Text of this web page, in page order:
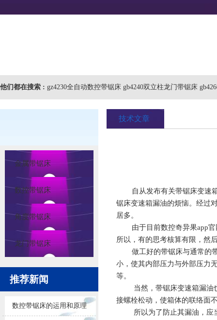
他们都在搜索 : gz4230全自动数控带锯床 gb4240双立柱龙门带锯床
金属带锯床
数控带锯床
角度带锯床
龙门带锯床
推荐新闻
数控带锯床的运用和原理
技术文章
自从发布有关带锯床变速箱
锯床变速箱漏油的烦恼。经过
居多。
由于目前数控奇异果app
所以，有的思考核算有限，然
做工好的带锯床与通常的带
小，使其内部压力与外部压力
等。
当然，带锯床变速箱漏油也
接螺栓松动，使箱体的联络面
所以为了防止其漏油，应当